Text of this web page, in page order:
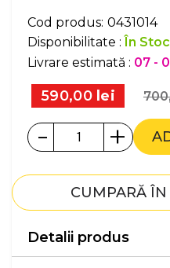
Cod produs: 0431014
Disponibilitate :În Stoc
Livrare estimată : 07 -
590,00lei
- +
CUMPARĂ
Detalii produs